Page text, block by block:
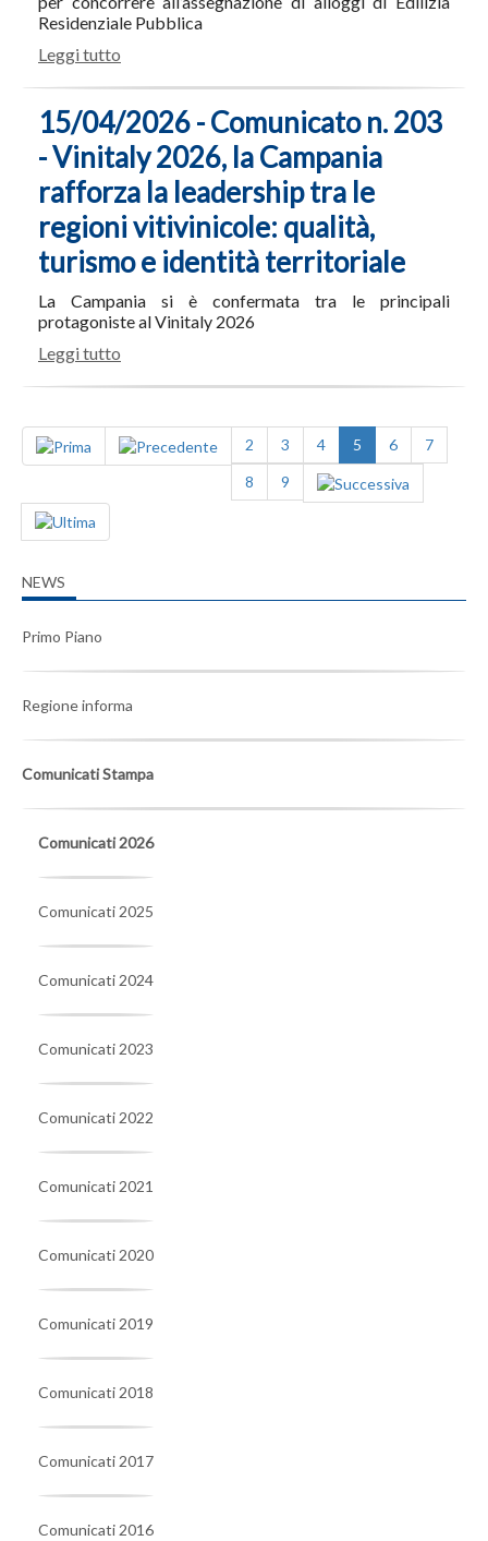
Residenziale Pubblica
Leggi tutto
15/04/2026 - Comunicato n. 203
- Vinitaly 2026, la Campania
rafforza la leadership tra le
regioni vitivinicole: qualità,
turismo e identità territoriale
La Campania si è confermata tra le principali
protagoniste al Vinitaly 2026
Leggi tutto
2 3 4 5 6
7
8
9
NEWS
Primo Piano
Regione informa
Comunicati Stampa
Comunicati 2026
Comunicati 2025
Comunicati 2024
Comunicati 2023
Comunicati 2022
Comunicati 2021
Comunicati 2020
Comunicati 2019
Comunicati 2018
Comunicati 2017
Comunicati 2016